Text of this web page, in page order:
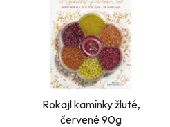
Rokajl kamínky žluté,
červené 90g